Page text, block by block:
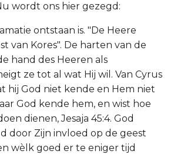
wordt ons hier gezegd:
ontstaan is. "De Heere
van Kores". De harten van de
hand des Heeren als
ze tot al wat Hij wil. Van Cyrus
hij God niet kende en Hem niet
God kende hem, en wist hoe
dienen, Jesaja 45:4. God
door Zijn invloed op de geest
wèlk goed er te eniger tijd